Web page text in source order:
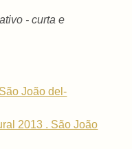
- curta e
João del-
2013 . São João